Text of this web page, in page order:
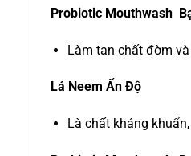
Probiotic Mouthwash
Làm tan chất đờm
Lá Neem Ấn Độ
Là chất kháng